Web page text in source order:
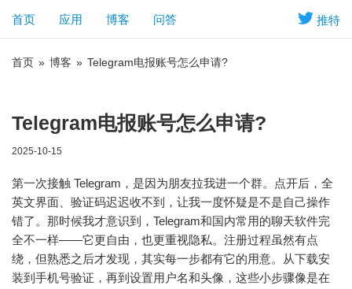
推特
首页 应用 博客 问答
首页 » 博客 » Telegram电报账号怎么申请?
Telegram电报账号怎么申请?
2025-10-15
第一次接触 Telegram，是因为朋友拉我进一个群。点开后，全
英文界面、验证码迟迟收不到，让我一度怀疑是不是自己操作
错了。那时候我才意识到，Telegram和国内常用的聊天软件完
全不一样——它更自由，也更重视隐私。注册过程虽然有点
绕，但熟悉之后才发现，其实每一步都有它的用意。从下载安
装到手机号验证，再到设置用户名和头像，这些小步骤像是在